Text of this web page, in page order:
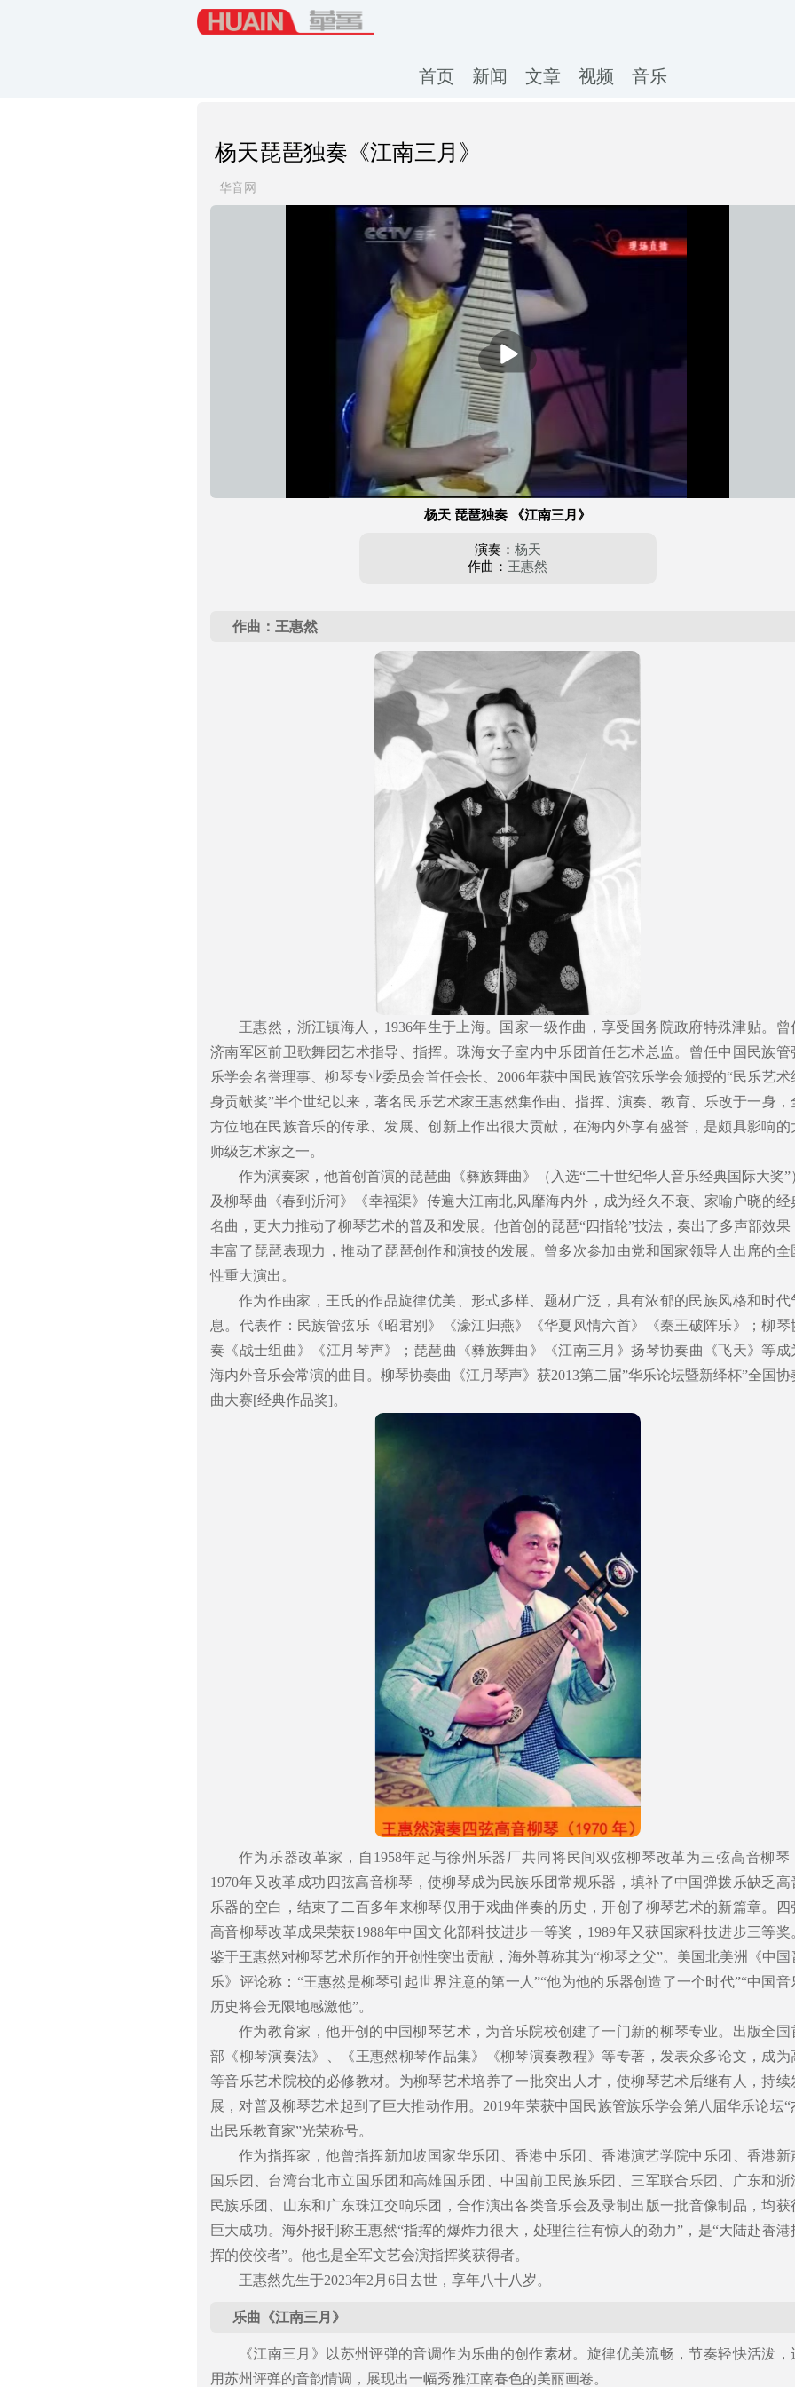
首页 新闻 文章 视频 音乐
杨天琵琶独奏《江南三月》
华音网
播
放
杨天 琵琶独奏 《江南三月》
演奏： 杨天
作曲： 王惠然
作曲：王惠然
王惠然，浙江镇海人，1936年生于上海。国家一级作曲，享受国务院政府特殊津贴。曾
济南军区前卫歌舞团艺术指导、指挥。珠海女子室内中乐团首任艺术总监。曾任中国民族管
乐学会名誉理事、柳琴专业委员会首任会长、2006年获中国民族管弦乐学会颁授的“民乐艺术
身贡献奖”半个世纪以来，著名民乐艺术家王惠然集作曲、指挥、演奏、教育、乐改于一身，
方位地在民族音乐的传承、发展、创新上作出很大贡献，在海内外享有盛誉，是颇具影响的
师级艺术家之一。
作为演奏家，他首创首演的琵琶曲《彝族舞曲》（入选“二十世纪华人音乐经典国际大奖”
及柳琴曲《春到沂河》《幸福渠》传遍大江南北,风靡海内外，成为经久不衰、家喻户晓的经
名曲，更大力推动了柳琴艺术的普及和发展。他首创的琵琶“四指轮”技法，奏出了多声部效果
丰富了琵琶表现力，推动了琵琶创作和演技的发展。曾多次参加由党和国家领导人出席的全
性重大演出。
作为作曲家，王氏的作品旋律优美、形式多样、题材广泛，具有浓郁的民族风格和时代
息。代表作：民族管弦乐《昭君别》《濠江归燕》《华夏风情六首》《秦王破阵乐》；柳琴
奏《战士组曲》《江月琴声》；琵琶曲《彝族舞曲》《江南三月》扬琴协奏曲《飞天》等成
海内外音乐会常演的曲目。柳琴协奏曲《江月琴声》获2013第二届”华乐论坛暨新绎杯”全国协
曲大赛[经典作品奖]。
作为乐器改革家，自1958年起与徐州乐器厂共同将民间双弦柳琴改革为三弦高音柳琴
1970年又改革成功四弦高音柳琴，使柳琴成为民族乐团常规乐器，填补了中国弹拨乐缺乏高
乐器的空白，结束了二百多年来柳琴仅用于戏曲伴奏的历史，开创了柳琴艺术的新篇章。四
高音柳琴改革成果荣获1988年中国文化部科技进步一等奖，1989年又获国家科技进步三等奖
鉴于王惠然对柳琴艺术所作的开创性突出贡献，海外尊称其为“柳琴之父”。美国北美洲《中国
乐》评论称：“王惠然是柳琴引起世界注意的第一人”“他为他的乐器创造了一个时代”“中国音
历史将会无限地感激他”。
作为教育家，他开创的中国柳琴艺术，为音乐院校创建了一门新的柳琴专业。出版全国
部《柳琴演奏法》、《王惠然柳琴作品集》《柳琴演奏教程》等专著，发表众多论文，成为
等音乐艺术院校的必修教材。为柳琴艺术培养了一批突出人才，使柳琴艺术后继有人，持续
展，对普及柳琴艺术起到了巨大推动作用。2019年荣获中国民族管族乐学会第八届华乐论坛“
出民乐教育家”光荣称号。
作为指挥家，他曾指挥新加坡国家华乐团、香港中乐团、香港演艺学院中乐团、香港新
国乐团、台湾台北市立国乐团和高雄国乐团、中国前卫民族乐团、三军联合乐团、广东和浙
民族乐团、山东和广东珠江交响乐团，合作演出各类音乐会及录制出版一批音像制品，均获
巨大成功。海外报刊称王惠然“指挥的爆炸力很大，处理往往有惊人的劲力”，是“大陆赴香港
挥的佼佼者”。他也是全军文艺会演指挥奖获得者。
王惠然先生于2023年2月6日去世，享年八十八岁。
乐曲《江南三月》
《江南三月》以苏州评弹的音调作为乐曲的创作素材。旋律优美流畅，节奏轻快活泼，
用苏州评弹的音韵情调，展现出一幅秀雅江南春色的美丽画卷。